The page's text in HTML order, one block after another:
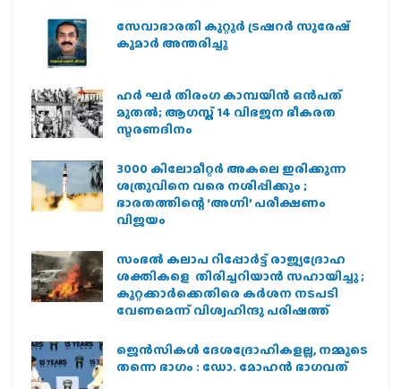
സേവാഭാരതി കുറ്റൂർ ട്രഷറർ സുരേഷ്
കുമാർ അന്തരിച്ചു
ഹര്‍ ഘര്‍ തിരംഗ കാമ്പയിന്‍ ഒന്‍പത്
മുതല്‍; ആഗസ്ത് 14 വിഭജന ഭീകരത
സ്മരണദിനം
3000 കിലോമീറ്റർ അകലെ ഇരിക്കുന്ന
ശത്രുവിനെ വരെ നശിപ്പിക്കും ;
ഭാരതത്തിന്റെ ‘അഗ്നി’ പരീക്ഷണം
വിജയം
സംഭൽ കലാപ റിപ്പോർട്ട് രാജ്യദ്രോഹ
ശക്തികളെ തിരിച്ചറിയാൻ സഹായിച്ചു ;
കുറ്റക്കാർക്കെതിരെ കർശന നടപടി
വേണമെന്ന് വിശ്വഹിന്ദു പരിഷത്ത്
ജെന്‍സികള്‍ ദേശദ്രോഹികളല്ല, നമ്മുടെ
തന്നെ ഭാഗം : ഡോ. മോഹന്‍ ഭാഗവത്